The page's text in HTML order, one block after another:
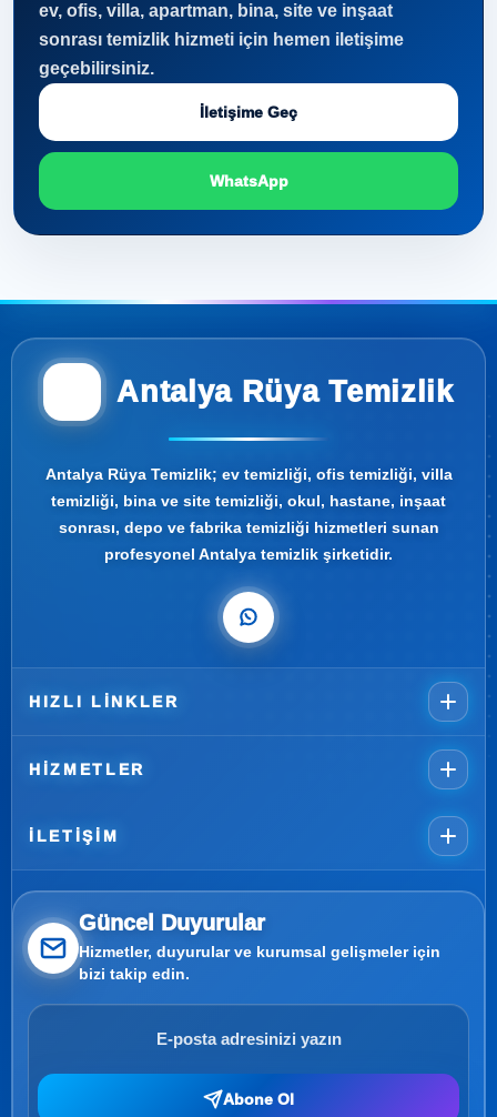
ev, ofis, villa, apartman, bina, site ve inşaat
sonrası temizlik hizmeti için hemen iletişime
geçebilirsiniz.
İletişime Geç
WhatsApp
Antalya Rüya Temizlik
Antalya Rüya Temizlik; ev temizliği, ofis temizliği, villa
temizliği, bina ve site temizliği, okul, hastane, inşaat
sonrası, depo ve fabrika temizliği hizmetleri sunan
profesyonel Antalya temizlik şirketidir.
HIZLI LINKLER
HIZMETLER
İLETIŞIM
Güncel Duyurular
Hizmetler, duyurular ve kurumsal gelişmeler için
bizi takip edin.
Abone Ol